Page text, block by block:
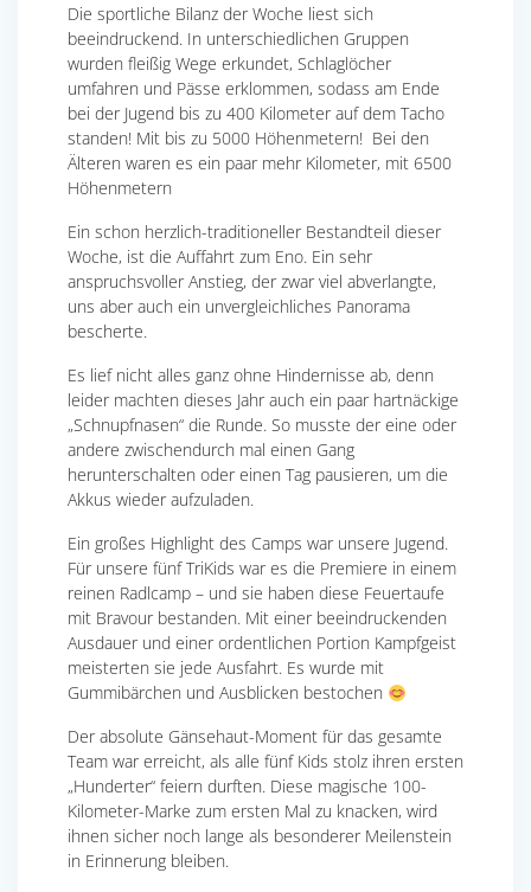
Die sportliche Bilanz der Woche liest sich
beeindruckend. In unterschiedlichen Gruppen
wurden fleißig Wege erkundet, Schlaglöcher
umfahren und Pässe erklommen, sodass am Ende
bei der Jugend bis zu 400 Kilometer auf dem Tacho
standen! Mit bis zu 5000 Höhenmetern! Bei den
Älteren waren es ein paar mehr Kilometer, mit 6500
Höhenmetern
Ein schon herzlich-traditioneller Bestandteil dieser
Woche, ist die Auffahrt zum Eno. Ein sehr
anspruchsvoller Anstieg, der zwar viel abverlangte,
uns aber auch ein unvergleichliches Panorama
bescherte.
Es lief nicht alles ganz ohne Hindernisse ab, denn
leider machten dieses Jahr auch ein paar hartnäckige
„Schnupfnasen“ die Runde. So musste der eine oder
andere zwischendurch mal einen Gang
herunterschalten oder einen Tag pausieren, um die
Akkus wieder aufzuladen.
Ein großes Highlight des Camps war unsere Jugend.
Für unsere fünf TriKids war es die Premiere in einem
reinen Radlcamp – und sie haben diese Feuertaufe
mit Bravour bestanden. Mit einer beeindruckenden
Ausdauer und einer ordentlichen Portion Kampfgeist
meisterten sie jede Ausfahrt. Es wurde mit
Gummibärchen und Ausblicken bestochen
Der absolute Gänsehaut-Moment für das gesamte
Team war erreicht, als alle fünf Kids stolz ihren ersten
„Hunderter“ feiern durften. Diese magische 100-
Kilometer-Marke zum ersten Mal zu knacken, wird
ihnen sicher noch lange als besonderer Meilenstein
in Erinnerung bleiben.